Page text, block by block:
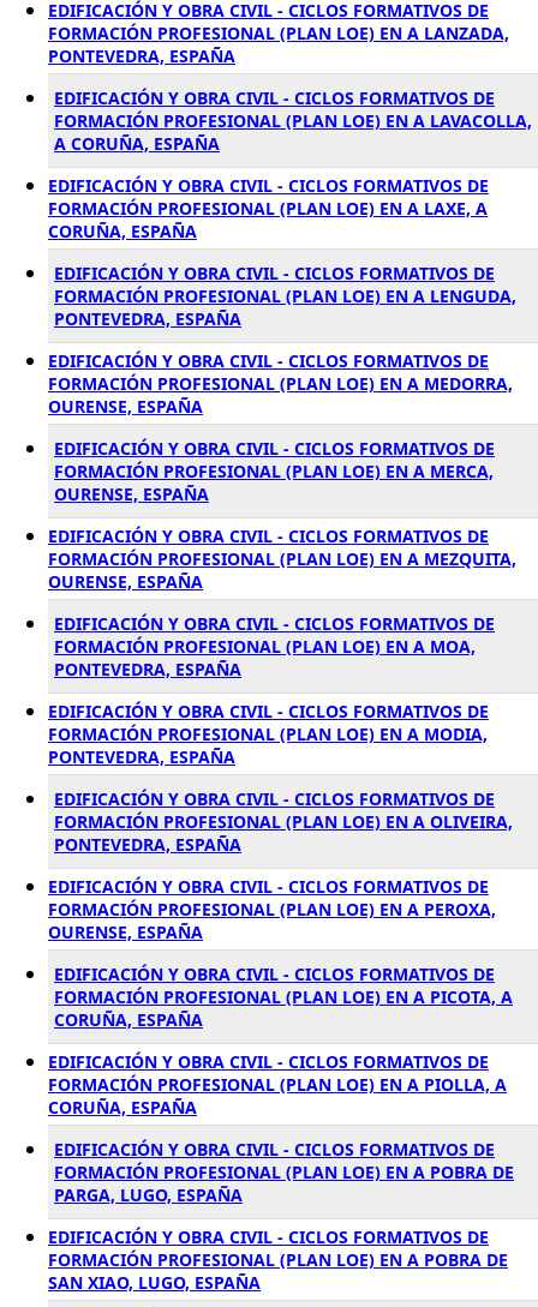
EDIFICACIÓN Y OBRA CIVIL - CICLOS FORMATIVOS DE
FORMACIÓN PROFESIONAL (PLAN LOE) EN A LANZADA,
PONTEVEDRA, ESPAÑA
EDIFICACIÓN Y OBRA CIVIL - CICLOS FORMATIVOS DE
FORMACIÓN PROFESIONAL (PLAN LOE) EN A LAVACOLLA,
A CORUÑA, ESPAÑA
EDIFICACIÓN Y OBRA CIVIL - CICLOS FORMATIVOS DE
FORMACIÓN PROFESIONAL (PLAN LOE) EN A LAXE, A
CORUÑA, ESPAÑA
EDIFICACIÓN Y OBRA CIVIL - CICLOS FORMATIVOS DE
FORMACIÓN PROFESIONAL (PLAN LOE) EN A LENGUDA,
PONTEVEDRA, ESPAÑA
EDIFICACIÓN Y OBRA CIVIL - CICLOS FORMATIVOS DE
FORMACIÓN PROFESIONAL (PLAN LOE) EN A MEDORRA,
OURENSE, ESPAÑA
EDIFICACIÓN Y OBRA CIVIL - CICLOS FORMATIVOS DE
FORMACIÓN PROFESIONAL (PLAN LOE) EN A MERCA,
OURENSE, ESPAÑA
EDIFICACIÓN Y OBRA CIVIL - CICLOS FORMATIVOS DE
FORMACIÓN PROFESIONAL (PLAN LOE) EN A MEZQUITA,
OURENSE, ESPAÑA
EDIFICACIÓN Y OBRA CIVIL - CICLOS FORMATIVOS DE
FORMACIÓN PROFESIONAL (PLAN LOE) EN A MOA,
PONTEVEDRA, ESPAÑA
EDIFICACIÓN Y OBRA CIVIL - CICLOS FORMATIVOS DE
FORMACIÓN PROFESIONAL (PLAN LOE) EN A MODIA,
PONTEVEDRA, ESPAÑA
EDIFICACIÓN Y OBRA CIVIL - CICLOS FORMATIVOS DE
FORMACIÓN PROFESIONAL (PLAN LOE) EN A OLIVEIRA,
PONTEVEDRA, ESPAÑA
EDIFICACIÓN Y OBRA CIVIL - CICLOS FORMATIVOS DE
FORMACIÓN PROFESIONAL (PLAN LOE) EN A PEROXA,
OURENSE, ESPAÑA
EDIFICACIÓN Y OBRA CIVIL - CICLOS FORMATIVOS DE
FORMACIÓN PROFESIONAL (PLAN LOE) EN A PICOTA, A
CORUÑA, ESPAÑA
EDIFICACIÓN Y OBRA CIVIL - CICLOS FORMATIVOS DE
FORMACIÓN PROFESIONAL (PLAN LOE) EN A PIOLLA, A
CORUÑA, ESPAÑA
EDIFICACIÓN Y OBRA CIVIL - CICLOS FORMATIVOS DE
FORMACIÓN PROFESIONAL (PLAN LOE) EN A POBRA DE
PARGA, LUGO, ESPAÑA
EDIFICACIÓN Y OBRA CIVIL - CICLOS FORMATIVOS DE
FORMACIÓN PROFESIONAL (PLAN LOE) EN A POBRA DE
SAN XIAO, LUGO, ESPAÑA